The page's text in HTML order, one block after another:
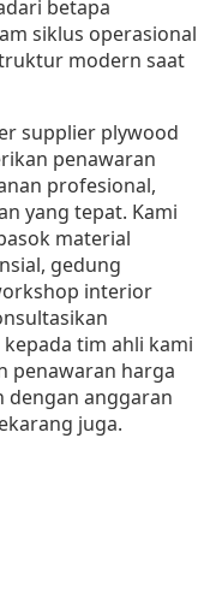
betapa
siklus operasional
modern saat
supplier plywood
penawaran
profesional,
yang tepat. Kami
material
gedung
interior
tim ahli kami
penawaran harga
dengan anggaran
juga.